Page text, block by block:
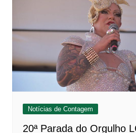
Notícias de Contagem
20ª Parada do Orgulho